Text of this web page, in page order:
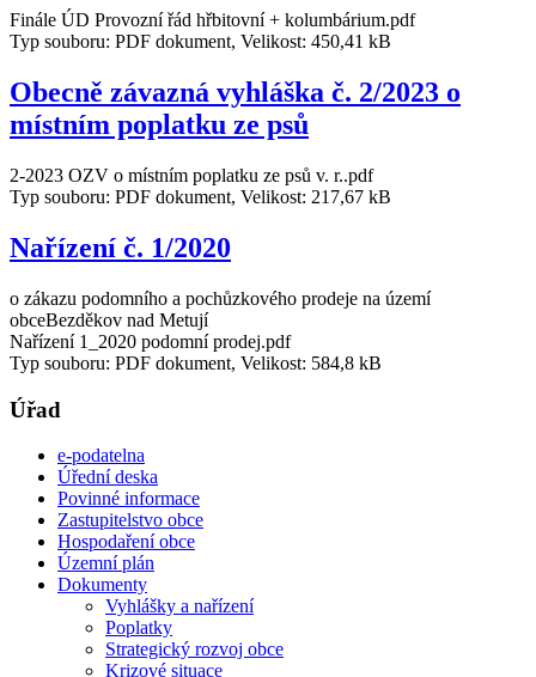
Finále ÚD Provozní řád hřbitovní + kolumbárium.pdf
Typ souboru: PDF dokument, Velikost: 450,41 kB
Obecně závazná vyhláška č. 2/2023 o
místním poplatku ze psů
2-2023 OZV o místním poplatku ze psů v. r..pdf
Typ souboru: PDF dokument, Velikost: 217,67 kB
Nařízení č. 1/2020
o zákazu podomního a pochůzkového prodeje na území
obceBezděkov nad Metují
Nařízení 1_2020 podomní prodej.pdf
Typ souboru: PDF dokument, Velikost: 584,8 kB
Úřad
e-podatelna
Úřední deska
Povinné informace
Zastupitelstvo obce
Hospodaření obce
Územní plán
Dokumenty
Vyhlášky a nařízení
Poplatky
Strategický rozvoj obce
Krizové situace